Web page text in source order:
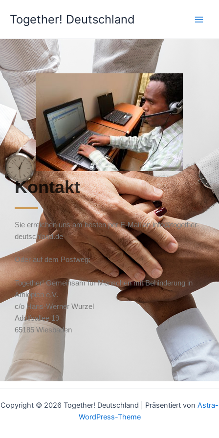
Inhalt
springen
Together! Deutschland
Kontakt
Sie erreichen uns am besten per E-Mail an info@together-
deutschland.de
Oder auf dem Postweg:
Together! Gemeinsam für Menschen mit Behinderung in
Äthiopien e.V.
c/o Hans-Werner Wurzel
Adolfsallee 19
65185 Wiesbaden
Copyright © 2026 Together! Deutschland | Präsentiert von Astra-
WordPress-Theme